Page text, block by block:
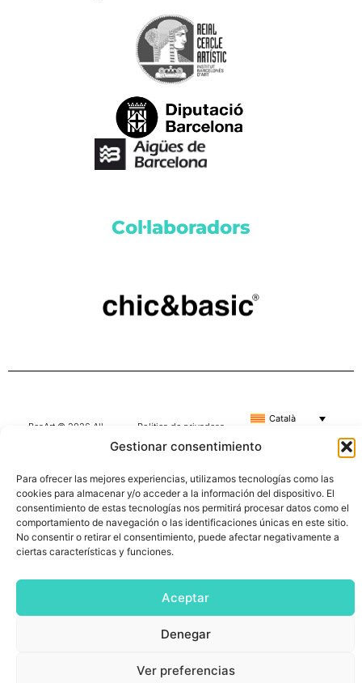
Gestionar consentimiento
Para ofrecer las mejores experiencias, utilizamos tecnologías como las
cookies para almacenar y/o acceder a la información del dispositivo. El
consentimiento de estas tecnologías nos permitirá procesar datos como el
comportamiento de navegación o las identificaciones únicas en este sitio.
No consentir o retirar el consentimiento, puede afectar negativamente a
ciertas características y funciones.
Aceptar
Denegar
Ver preferencias
Col·laboradors
BesArt © 2026 All
Política de privadesa
|
Política
de cookies
Català